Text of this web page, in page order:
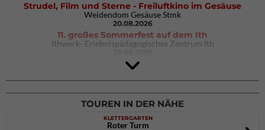
Strudel, Film und Sterne - Freiluftkino im Gesäuse
Weidendom Gesäuse Stmk
20.08.2026
11. großes Sommerfest auf dem Ith
Ithwerk- Erlebnispädagogisches Zentrum Ith
Rock Master Arco
Arco (IT)
02.10.2026bis 04.10.2026
TOUREN IN DER NÄHE
KLETTERGARTEN
Roter Turm